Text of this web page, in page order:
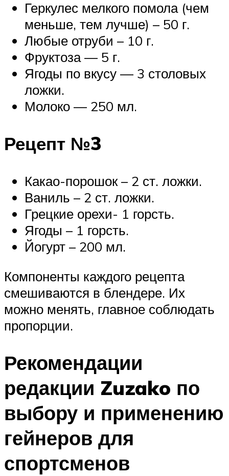
Геркулес мелкого помола (чем
меньше, тем лучше) – 50 г.
Любые отруби – 10 г.
Фруктоза — 5 г.
Ягоды по вкусу — 3 столовых
ложки.
Молоко — 250 мл.
Рецепт №3
Какао-порошок – 2 ст. ложки.
Ваниль – 2 ст. ложки.
Грецкие орехи- 1 горсть.
Ягоды – 1 горсть.
Йогурт – 200 мл.
Компоненты каждого рецепта
смешиваются в блендере. Их
можно менять, главное соблюдать
пропорции.
Рекомендации
редакции Zuzako по
выбору и применению
гейнеров для
спортсменов